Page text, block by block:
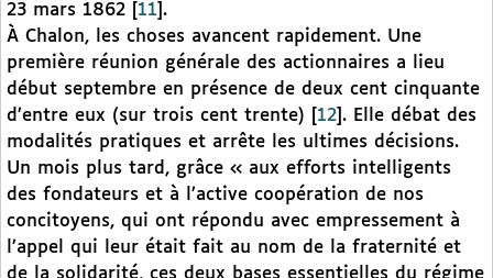
23 mars 1862
11 .
À Chalon, les choses avancent rapidement. Une
première réunion générale des actionnaires a lieu
début septembre en présence de deux cent cinquante
d’entre eux (sur trois cent trente)
12 . Elle débat des
modalités pratiques et arrête les ultimes décisions.
Un mois plus tard, grâce « aux efforts intelligents
des fondateurs et à l’active coopération de nos
concitoyens, qui ont répondu avec empressement à
l’appel qui leur était fait au nom de la fraternité et